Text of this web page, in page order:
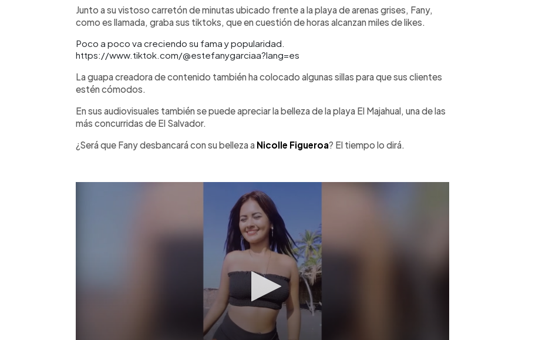
Junto a su vistoso carretón de minutas ubicado frente a la playa de arenas grises, Fany,
como es llamada, graba sus tiktoks, que en cuestión de horas alcanzan miles de likes.
Poco a poco va creciendo su fama y popularidad.
https://www.tiktok.com/@estefanygarciaa?lang=es
La guapa creadora de contenido también ha colocado algunas sillas para que sus clientes
estén cómodos.
En sus audiovisuales también se puede apreciar la belleza de la playa El Majahual, una de las
más concurridas de El Salvador.
¿Será que Fany desbancará con su belleza a Nicolle Figueroa? El tiempo lo dirá.